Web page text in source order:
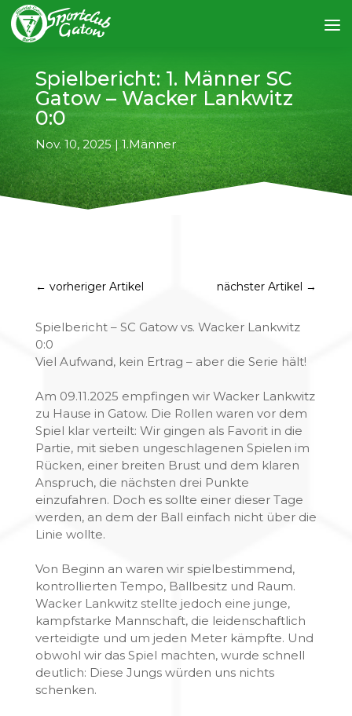
Spielbericht: 1. Männer SC
Gatow – Wacker Lankwitz
0:0
Nov. 10, 2025|1.Männer
← vorheriger Artikel nächster Artikel →
Spielbericht – SC Gatow vs. Wacker Lankwitz
0:0
Viel Aufwand, kein Ertrag – aber die Serie hält!
Am 09.11.2025 empfingen wir Wacker Lankwitz
zu Hause in Gatow. Die Rollen waren vor dem
Spiel klar verteilt: Wir gingen als Favorit in die
Partie, mit sieben ungeschlagenen Spielen im
Rücken, einer breiten Brust und dem klaren
Anspruch, die nächsten drei Punkte
einzufahren. Doch es sollte einer dieser Tage
werden, an dem der Ball einfach nicht über die
Linie wollte.
Von Beginn an waren wir spielbestimmend,
kontrollierten Tempo, Ballbesitz und Raum.
Wacker Lankwitz stellte jedoch eine junge,
kampfstarke Mannschaft, die leidenschaftlich
verteidigte und um jeden Meter kämpfte. Und
obwohl wir das Spiel machten, wurde schnell
deutlich: Diese Jungs würden uns nichts
schenken.